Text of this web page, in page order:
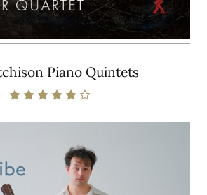
Piano Quintets